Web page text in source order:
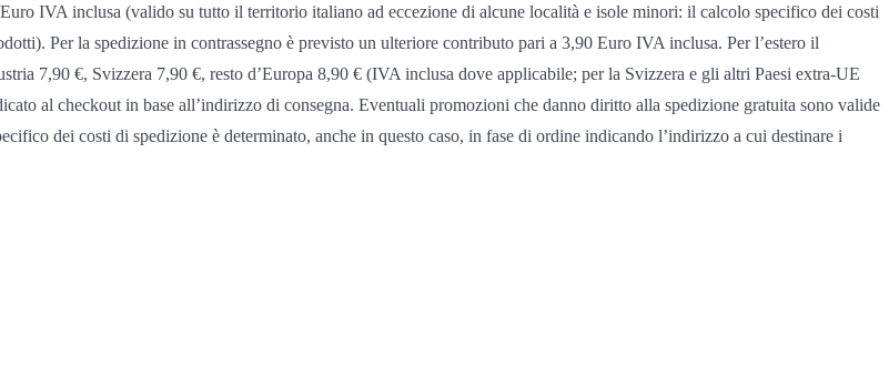
IVA inclusa (valido su tutto il territorio italiano ad eccezione di alcune località e isole minori: il calcolo specifico dei costi
Per la spedizione in contrassegno è previsto un ulteriore contributo pari a 3,90 Euro IVA inclusa. Per l’estero il
7,90 €, Svizzera 7,90 €, resto d’Europa 8,90 € (IVA inclusa dove applicabile; per la Svizzera e gli altri Paesi extra-UE
al checkout in base all’indirizzo di consegna. Eventuali promozioni che danno diritto alla spedizione gratuita sono valide
dei costi di spedizione è determinato, anche in questo caso, in fase di ordine indicando l’indirizzo a cui destinare i